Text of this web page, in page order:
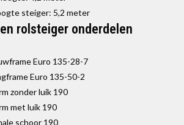
steiger: 5,2 meter
rolsteiger onderdelen
Euro 135-28-7
Euro 135-50-2
zonder luik 190
met luik 190
schoor 190